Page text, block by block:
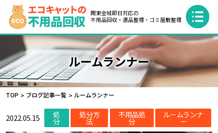
関東全域即日対応の
不用品回収・遺品整理・ゴミ屋敷整理
ルームランナー
TOP ブログ記事一覧 ルームランナー
2022.05.15 処
分
処分方
法
不用品処
分
ルームランナ
ー